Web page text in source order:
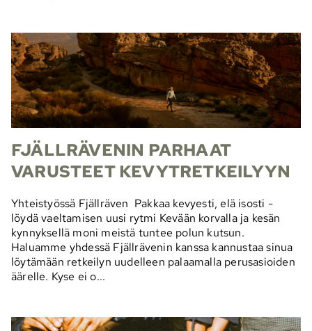
FJÄLLRÄVENIN PARHAAT
VARUSTEET KEVYTRETKEILYYN
Yhteistyössä Fjällräven Pakkaa kevyesti, elä isosti -
löydä vaeltamisen uusi rytmi Kevään korvalla ja kesän
kynnyksellä moni meistä tuntee polun kutsun.
Haluamme yhdessä Fjällrävenin kanssa kannustaa sinua
löytämään retkeilyn uudelleen palaamalla perusasioiden
äärelle. Kyse ei o...